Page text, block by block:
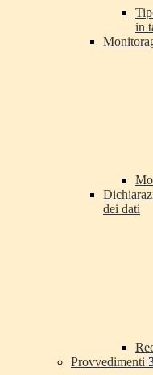
in
dei dati
Provvedimenti